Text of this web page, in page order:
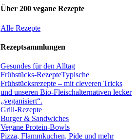
Über 200 vegane Rezepte
Alle Rezepte
Rezeptsammlungen
Gesundes für den Alltag
Frühstücks-RezepteTypische
Frühstücksrezepte – mit cleveren Tricks
und unseren Bio-Fleischalternativen lecker
„veganisiert“.
Grill-Rezepte
Burger & Sandwiches
Vegane Protein-Bowls
Pizza, Flammkuchen, Pide und mehr